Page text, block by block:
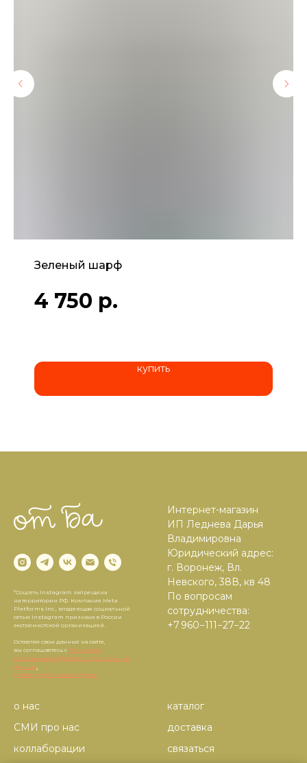
Зеленый шарф
4 750 р.
купить
*Соцсеть Instagram запрещена
на территории РФ. Компания Meta
Platforms Inc., владеющая социальной
сетью Instagram признана в России
экстремистской организацией.
Оставляя свои данные на сайте,
вы соглашаетесь с Политикой
в отношении обработки персональных
данных
Договор публичной оферты.
Интернет-магазин
ИП Леднева Дарья
Владимировна
Юридический адрес:
г. Воронеж, Вл.
Невского, 38В, кв 48
По вопросам
сотрудничества:
+7 960−111−27−22
о нас
СМИ про нас
коллаборации
каталог
доставка
связаться